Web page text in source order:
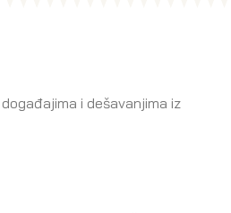
i dešavanjima iz